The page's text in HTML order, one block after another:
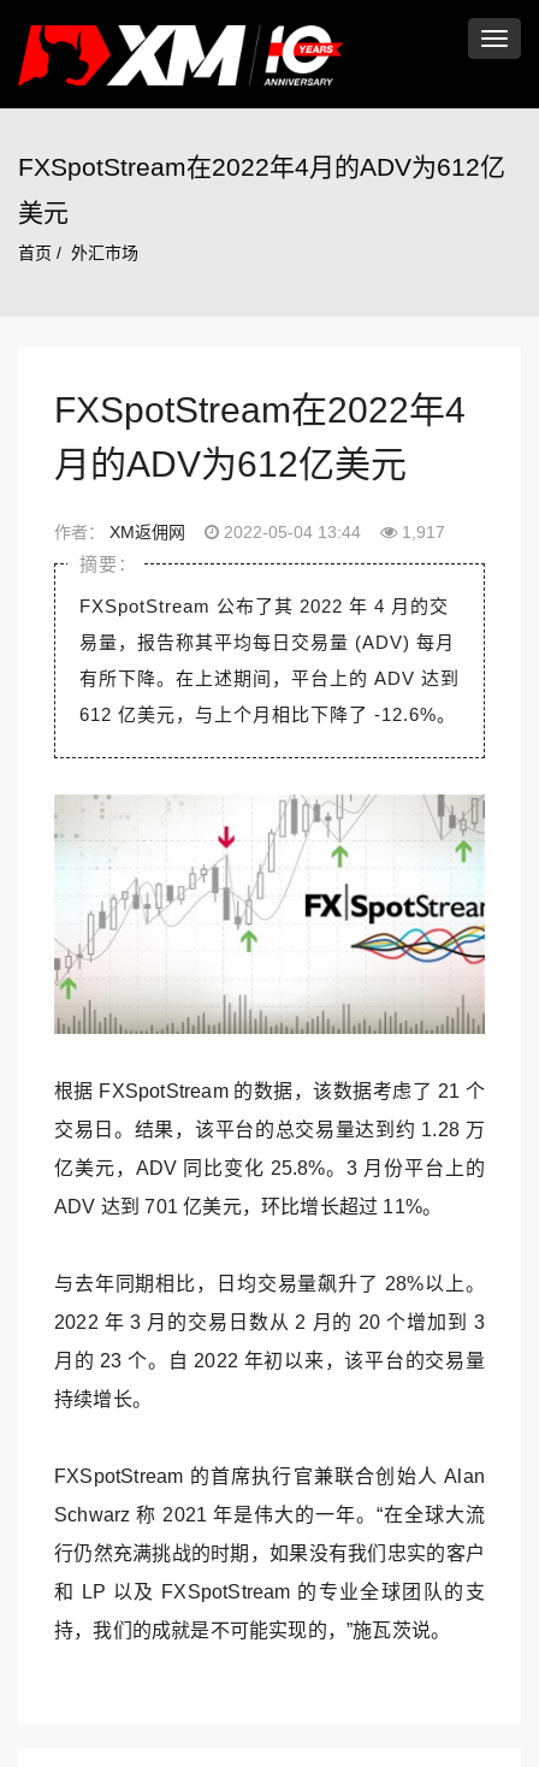
换
FXSpotStream在2022年4月的ADV为612亿
美元
首页 外汇市场
FXSpotStream在2022年4
月的ADV为612亿美元
作者： XM返佣网 2022-05-04 13:44 1,917
FXSpotStream 公布了其 2022 年 4 月的交
易量，报告称其平均每日交易量 (ADV) 每月
有所下降。在上述期间，平台上的 ADV 达到
612 亿美元，与上个月相比下降了 -12.6%。
根据 FXSpotStream 的数据，该数据考虑了 21 个
交易日。结果，该平台的总交易量达到约 1.28 万
亿美元，ADV 同比变化 25.8%。3 月份平台上的
ADV 达到 701 亿美元，环比增长超过 11%。
与去年同期相比，日均交易量飙升了 28%以上。
2022 年 3 月的交易日数从 2 月的 20 个增加到 3
月的 23 个。自 2022 年初以来，该平台的交易量
持续增长。
FXSpotStream 的首席执行官兼联合创始人 Alan
Schwarz 称 2021 年是伟大的一年。“在全球大流
行仍然充满挑战的时期，如果没有我们忠实的客户
和 LP 以及 FXSpotStream 的专业全球团队的支
持，我们的成就是不可能实现的，”施瓦茨说。